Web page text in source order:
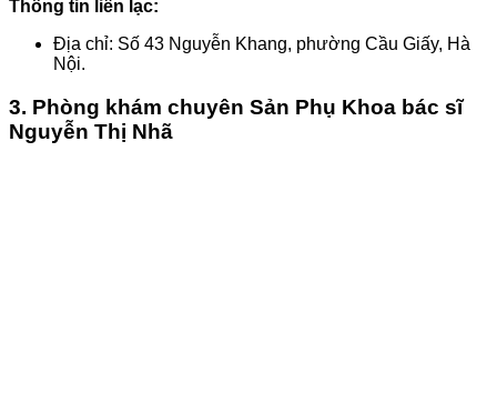
Thông tin liên lạc:
Địa chỉ: Số 43 Nguyễn Khang, phường Cầu Giấy, Hà
Nội.
3. Phòng khám chuyên Sản Phụ Khoa bác sĩ
Nguyễn Thị Nhã